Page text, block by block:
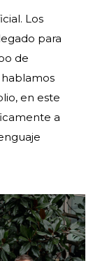
Los
para
de
en este
a